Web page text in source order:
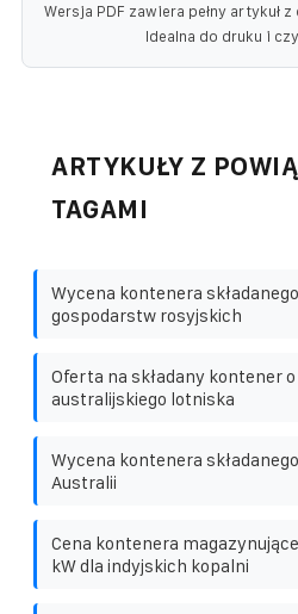
Wersja PDF zawiera pełny artykuł
Idealna do druku i
ARTYKUŁY Z
TAGAMI
Wycena kontenera
gospodarstw rosyjskich
Oferta na składany kontener
australijskiego lotniska
Wycena kontenera
Australii
Cena kontenera
kW dla indyjskich kopalni